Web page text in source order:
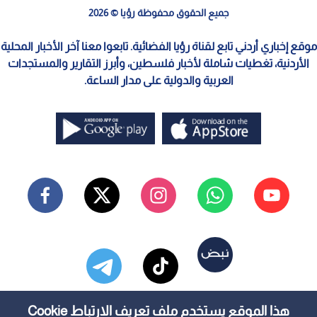
هذا الموقع يستخدم ملف تعريف الارتباط Cookie
جميع الحقوق محفوظة رؤيا © 2026
موقع إخباري أردني تابع لقناة رؤيا الفضائية. تابعوا معنا آخر الأخبار المحلية
الأردنية، تغطيات شاملة لأخبار فلسطين، وأبرز التقارير والمستجدات
العربية والدولية على مدار الساعة.